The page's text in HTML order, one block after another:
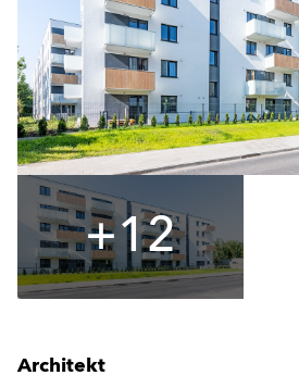
+12
Architekt